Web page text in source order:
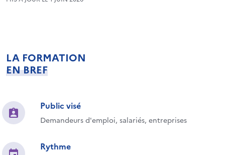
LA FORMATION
EN BREF
Public visé
Demandeurs d'emploi, salariés, entreprises
Rythme